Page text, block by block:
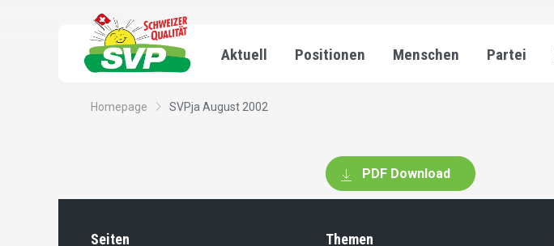
Aktuell Positionen Menschen Partei
Homepage SVPja August 2002
PDF Download
Seiten Themen